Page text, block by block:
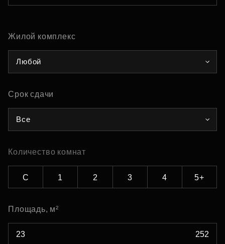
Жилой комплекс
Любой
Срок сдачи
Все
Количество комнат
С 1 2 3 4 5+
Площадь, м²